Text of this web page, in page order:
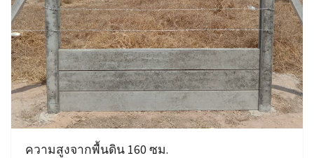
ความสูงจากพื้นดิน 160 ซม.